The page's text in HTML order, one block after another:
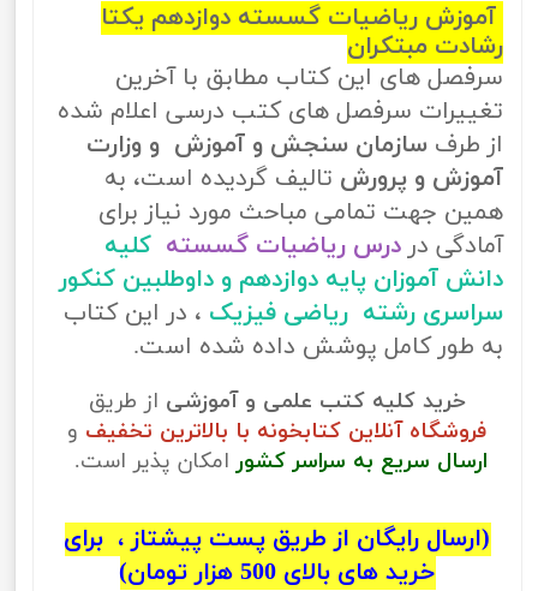
آموزش ریاضیات گسسته دوازدهم یکتا
رشادت مبتکران
سرفصل های این کتاب مطابق با آخرین
تغییرات سرفصل های کتب درسی اعلام شده
از طرف سازمان سنجش و آموزش و وزارت
آموزش و پرورش تالیف گردیده است، به
همین جهت تمامی مباحث مورد نیاز برای
آمادگی در درس ریاضیات گسسته کلیه
دانش آموزان پایه دوازدهم و داوطلبین کنکور
سراسری رشته ریاضی فیزیک ، در این کتاب
به طور کامل پوشش داده شده است.
خرید کلیه کتب علمی و آموزشی از طریق
فروشگاه آنلاین کتابخونه با بالاترین تخفیف و
ارسال سریع به سراسر کشور امکان پذیر است.
(ارسال رایگان از طریق پست پیشتاز ، برای
خرید های بالای 500 هزار تومان)